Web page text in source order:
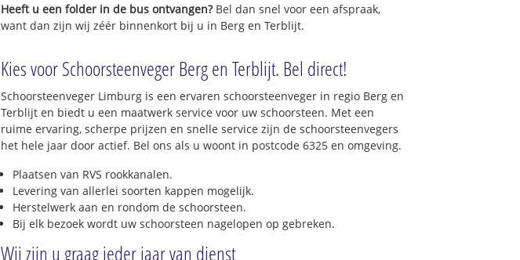
Heeft u een folder in de bus ontvangen?Bel dan snel voor een afspraak,
want dan zijn wij zéér binnenkort bij u in Berg en Terblijt.
Kies voor Schoorsteenveger Berg en Terblijt. Bel direct!
Schoorsteenveger Limburg is een ervaren schoorsteenveger in regio Berg en
Terblijt en biedt u een maatwerk service voor uw schoorsteen. Met een
ruime ervaring, scherpe prijzen en snelle service zijn de schoorsteenvegers
het hele jaar door actief. Bel ons als u woont in postcode 6325 en omgeving.
Plaatsen van RVS rookkanalen.
Levering van allerlei soorten kappen mogelijk.
Herstelwerk aan en rondom de schoorsteen.
Bij elk bezoek wordt uw schoorsteen nagelopen op gebreken.
Wij zijn u graag ieder jaar van dienst